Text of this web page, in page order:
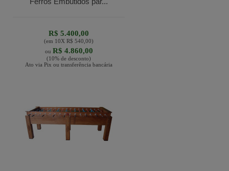
R$ 5.400,00
(em 10XR$ 540,00)
ou R$ 4.860,00
(10% de desconto)
Ato via Pix ou transferência bancária